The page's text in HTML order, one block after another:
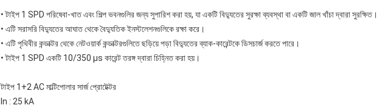
• টাইপ 1 SPD পরিষেবা-খাত এবং শিল্প ভবনগুলির জন্য সুপারিশ করা হয়, যা একটি বিদ্যুতের সুরক্ষা ব্যবস্থা বা একটি জাল খাঁচা দ্বারা সুরক্ষিত।
• এটি সরাসরি বিদ্যুতের আঘাত থেকে বৈদ্যুতিক ইনস্টলেশনগুলিকে রক্ষা করে।
• এটি পৃথিবীর কন্ডাক্টর থেকে নেটওয়ার্ক কন্ডাক্টরগুলিতে ছড়িয়ে পড়া বিদ্যুতের ব্যাক-কারেন্টকে ডিসচার্জ করতে পারে।
• টাইপ 1 SPD একটি 10/350 µs কারেন্ট তরঙ্গ দ্বারা চিহ্নিত করা হয়।
টাইপ 1+2 AC মাল্টিপোলার সার্জ প্রোটেক্টর
In : 25 kA